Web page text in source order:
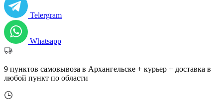
Telergram
Whatsapp
9 пунктов самовывоза в Архангельске + курьер + доставка в
любой пункт по области